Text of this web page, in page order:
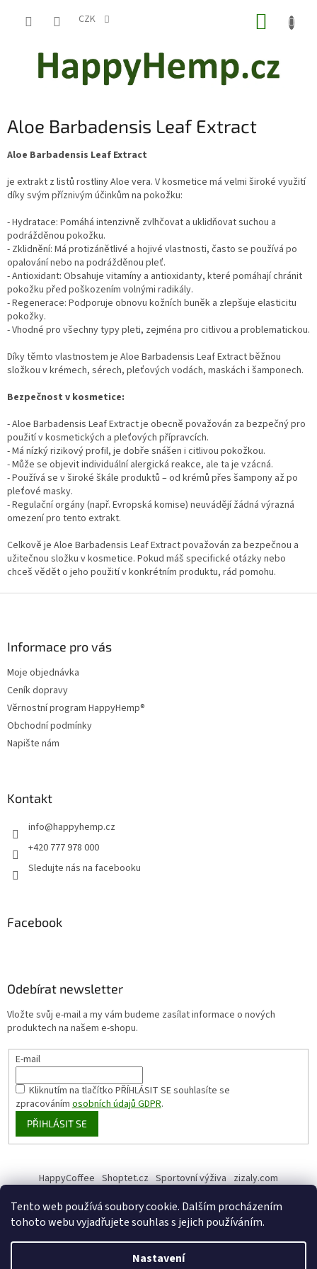
Tento web používá soubory cookie. Dalším procházením
tohoto webu vyjadřujete souhlas s jejich používáním.
Nastavení
CZK
Aloe Barbadensis Leaf Extract
Aloe Barbadensis Leaf Extract
je extrakt z listů rostliny Aloe vera. V kosmetice má velmi široké využití
díky svým příznivým účinkům na pokožku:
- Hydratace: Pomáhá intenzivně zvlhčovat a uklidňovat suchou a
podrážděnou pokožku.
- Zklidnění: Má protizánětlivé a hojivé vlastnosti, často se používá po
opalování nebo na podrážděnou pleť.
- Antioxidant: Obsahuje vitamíny a antioxidanty, které pomáhají chránit
pokožku před poškozením volnými radikály.
- Regenerace: Podporuje obnovu kožních buněk a zlepšuje elasticitu
pokožky.
- Vhodné pro všechny typy pleti, zejména pro citlivou a problematickou.
Díky těmto vlastnostem je Aloe Barbadensis Leaf Extract běžnou
složkou v krémech, sérech, pleťových vodách, maskách i šamponech.
Bezpečnost v kosmetice:
- Aloe Barbadensis Leaf Extract je obecně považován za bezpečný pro
použití v kosmetických a pleťových přípravcích.
- Má nízký rizikový profil, je dobře snášen i citlivou pokožkou.
- Může se objevit individuální alergická reakce, ale ta je vzácná.
- Používá se v široké škále produktů – od krémů přes šampony až po
pleťové masky.
- Regulační orgány (např. Evropská komise) neuvádějí žádná výrazná
omezení pro tento extrakt.
Celkově je Aloe Barbadensis Leaf Extract považován za bezpečnou a
užitečnou složku v kosmetice. Pokud máš specifické otázky nebo
chceš vědět o jeho použití v konkrétním produktu, rád pomohu.
Informace pro vás
Moje objednávka
Ceník dopravy
Věrnostní program HappyHemp®
Obchodní podmínky
Napište nám
Kontakt
info@happyhemp.cz
+420 777 978 000
Sledujte nás na facebooku
Facebook
Odebírat newsletter
Vložte svůj e-mail a my vám budeme zasílat informace o nových
produktech na našem e-shopu.
E-mail
Kliknutím na tlačítko PŘÍHLÁSIT SEsouhlasíte se
zpracováním osobních údajů GDPR.
PŘIHLÁSIT SE
HappyCoffee Shoptet.cz Sportovní výživa zizaly.com